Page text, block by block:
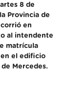
8 de
Provincia de
en
al intendente
matrícula
en el edificio
Mercedes.